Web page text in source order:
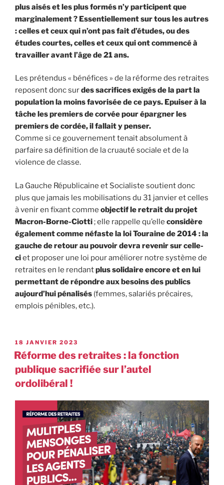
plus aisés et les plus formés n’y participent que
marginalement ? Essentiellement sur tous les autres
: celles et ceux qui n’ont pas fait d’études, ou des
études courtes, celles et ceux qui ont commencé à
travailler avant l’âge de 21 ans.
Les prétendus « bénéfices » de la réforme des retraites
reposent donc surdes sacrifices exigés de la part la
population la moins favorisée de ce pays. Epuiser à la
tâche les premiers de corvée pour épargner les
premiers de cordée, il fallait y penser.
Comme si ce gouvernement tenait absolument à
parfaire sa définition de la cruauté sociale et de la
violence de classe.
La Gauche Républicaine et Socialiste soutient donc
plus que jamais les mobilisations du 31 janvier et celles
à venir en fixant comme objectif le retrait du projet
Macron-Borne-Ciotti; elle rappelle qu’elle considère
également comme néfaste la loi Touraine de 2014 : la
gauche de retour au pouvoir devra revenir sur celle-
ciet proposer une loi pour améliorer notre système de
retraites en le rendantplus solidaire encore et en lui
permettant de répondre aux besoins des publics
aujourd’hui pénalisés (femmes, salariés précaires,
emplois pénibles, etc.).
18 JANVIER 2023
Réforme des retraites : la fonction
publique sacrifiée sur l’autel
ordolibéral !